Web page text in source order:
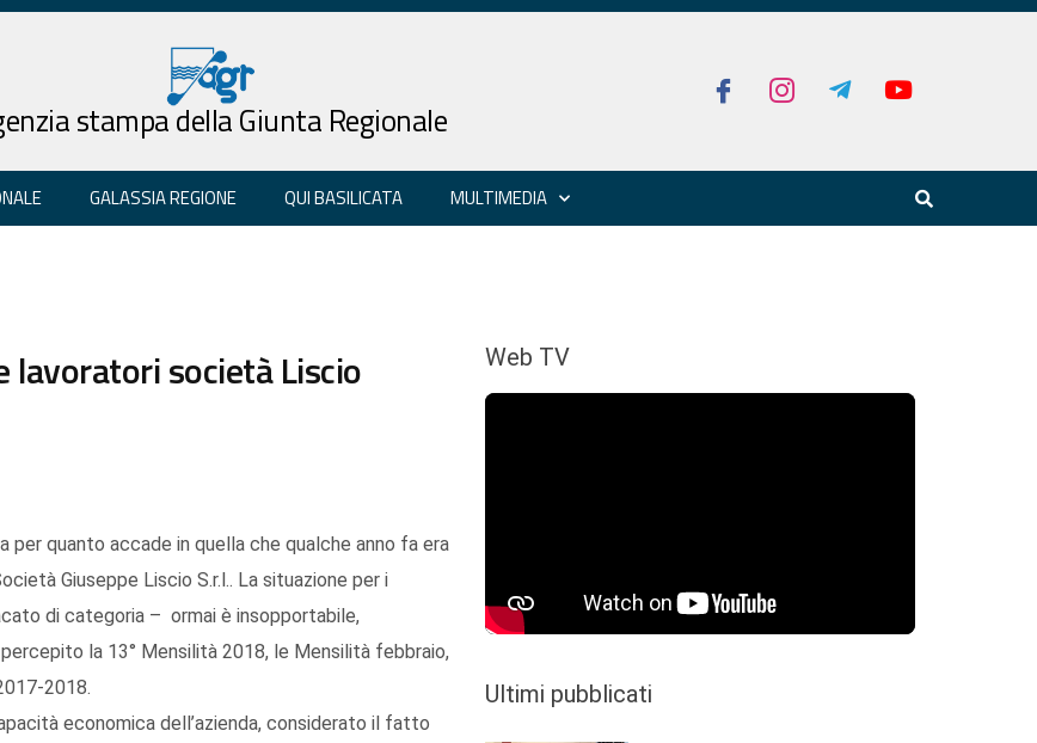
stampa della Giunta Regionale
GALASSIA REGIONE QUI BASILICATA MULTIMEDIA
lavoratori società Liscio
per quanto accade in quella che qualche anno fa era
Giuseppe Liscio S.r.l.. La situazione per i
di categoria – ormai è insopportabile,
la 13° Mensilità 2018, le Mensilità febbraio,
2018.
economica dell’azienda, considerato il fatto
Web TV
Ultimi pubblicati